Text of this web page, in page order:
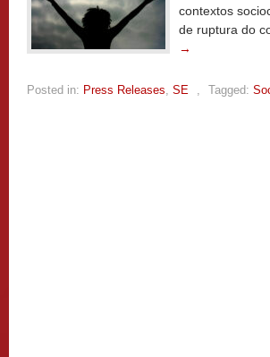
contextos
de ruptura do
→
Posted in: Press Releases, SE , Tagged: